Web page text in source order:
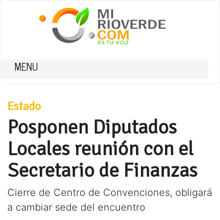
MENU
Estado
Posponen Diputados
Locales reunión con el
Secretario de Finanzas
Cierre de Centro de Convenciones, obligará
a cambiar sede del encuentro